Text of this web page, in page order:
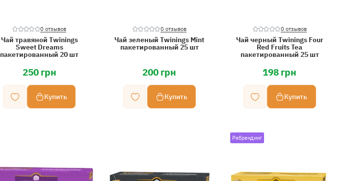
0 отзывов
Чай травяной Twinings
Sweet Dreams
пакетированный 20 шт
250 грн
Купить
0 отзывов
Чай зеленый Twinings Mint
пакетированный 25 шт
200 грн
Купить
0 отзывов
Чай черный Twinings Four
Red Fruits Tea
пакетированный 25 шт
198 грн
Купить
Ребрендинг